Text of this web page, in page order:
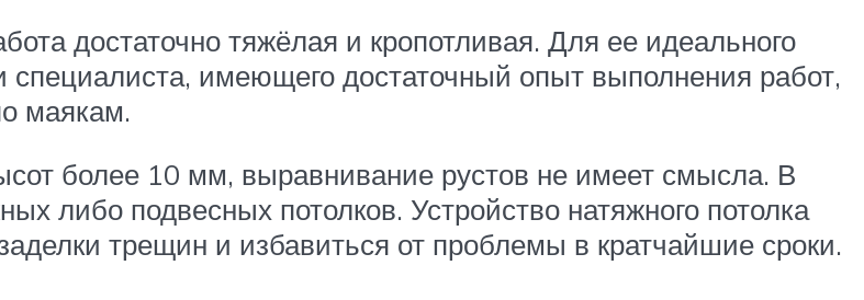
достаточно тяжёлая и кропотливая. Для ее идеального
имеющего достаточный опыт выполнения работ,
маякам.
более 10 мм, выравнивание рустов не имеет смысла. В
либо подвесных потолков. Устройство натяжного потолка
трещин и избавиться от проблемы в кратчайшие сроки.